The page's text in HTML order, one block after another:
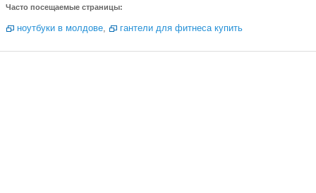
Часто посещаемые страницы:
ноутбуки в молдове, гантели для фитнеса купить